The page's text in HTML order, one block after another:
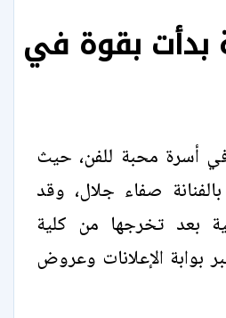
بدأت بقوة في
أسرة محبة للفن، حيث
صفاء جلال، وقد
بعد تخرجها من كلية
بوابة الإعلانات وعروض